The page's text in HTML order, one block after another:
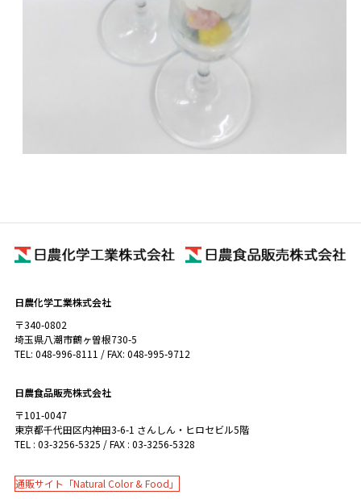
日農化学工業株式会社
〒340-0802
埼玉県八潮市鶴ヶ曽根730-5
TEL: 048-996-8111 / FAX: 048-995-9712
日農食品販売株式会社
〒101-0047
東京都千代田区内神田3-6-1 さんしん・ヒロセビル5階
TEL : 03-3256-5325 / FAX : 03-3256-5328
通販サイト「Natural Color & Food」